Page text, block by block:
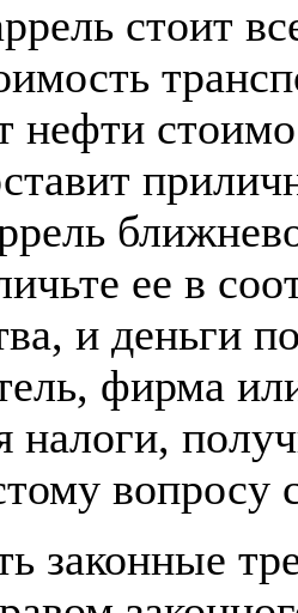
стоит
нефти
ее в
и деньги
фирма
налоги,
вопросу
законные